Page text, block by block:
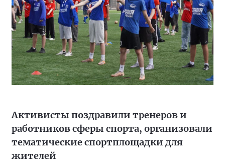
Активисты поздравили тренеров и
работников сферы спорта, организовали
тематические спортплощадки для
жителей